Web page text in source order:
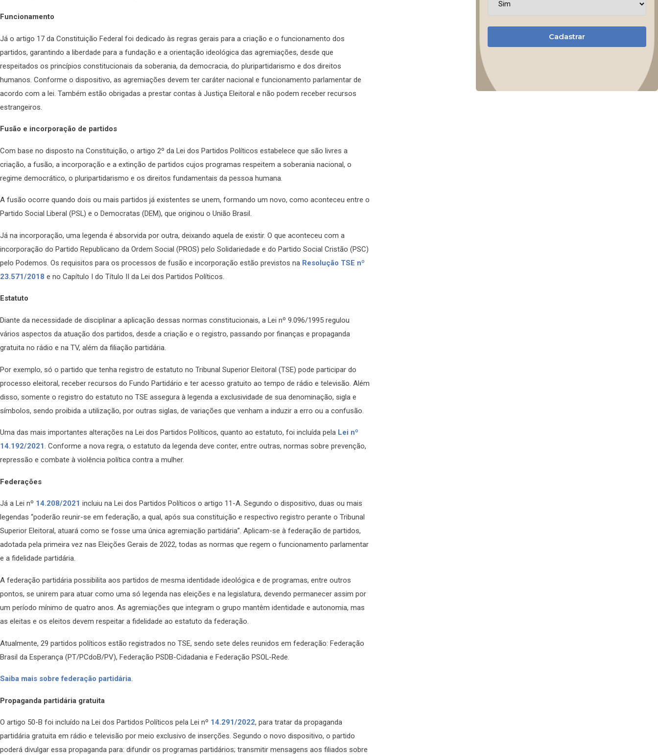
Funcionamento
Já o artigo 17 da Constituição Federal foi dedicado às regras gerais para a criação e o funcionamento dos
partidos, garantindo a liberdade para a fundação e a orientação ideológica das agremiações, desde que
respeitados os princípios constitucionais da soberania, da democracia, do pluripartidarismo e dos direitos
humanos. Conforme o dispositivo, as agremiações devem ter caráter nacional e funcionamento parlamentar de
acordo com a lei. Também estão obrigadas a prestar contas à Justiça Eleitoral e não podem receber recursos
estrangeiros.
Fusão e incorporação de partidos
Com base no disposto na Constituição, o artigo 2º da Lei dos Partidos Políticos estabelece que são livres a
criação, a fusão, a incorporação e a extinção de partidos cujos programas respeitem a soberania nacional, o
regime democrático, o pluripartidarismo e os direitos fundamentais da pessoa humana.
A fusão ocorre quando dois ou mais partidos já existentes se unem, formando um novo, como aconteceu entre o
Partido Social Liberal (PSL) e o Democratas (DEM), que originou o União Brasil.
Já na incorporação, uma legenda é absorvida por outra, deixando aquela de existir. O que aconteceu com a
incorporação do Partido Republicano da Ordem Social (PROS) pelo Solidariedade e do Partido Social Cristão (PSC)
pelo Podemos. Os requisitos para os processos de fusão e incorporação estão previstos na Resolução TSE nº
23.571/2018 e no Capítulo I do Título II da Lei dos Partidos Políticos.
Estatuto
Diante da necessidade de disciplinar a aplicação dessas normas constitucionais, a Lei nº 9.096/1995 regulou
vários aspectos da atuação dos partidos, desde a criação e o registro, passando por finanças e propaganda
gratuita no rádio e na TV, além da filiação partidária.
Por exemplo, só o partido que tenha registro de estatuto no Tribunal Superior Eleitoral (TSE) pode participar do
processo eleitoral, receber recursos do Fundo Partidário e ter acesso gratuito ao tempo de rádio e televisão. Além
disso, somente o registro do estatuto no TSE assegura à legenda a exclusividade de sua denominação, sigla e
símbolos, sendo proibida a utilização, por outras siglas, de variações que venham a induzir a erro ou a confusão.
Uma das mais importantes alterações na Lei dos Partidos Políticos, quanto ao estatuto, foi incluída pela Lei nº
14.192/2021. Conforme a nova regra, o estatuto da legenda deve conter, entre outras, normas sobre prevenção,
repressão e combate à violência política contra a mulher.
Federações
Já a Lei nº 14.208/2021 incluiu na Lei dos Partidos Políticos o artigo 11-A. Segundo o dispositivo, duas ou mais
legendas “poderão reunir-se em federação, a qual, após sua constituição e respectivo registro perante o Tribunal
Superior Eleitoral, atuará como se fosse uma única agremiação partidária”. Aplicam-se à federação de partidos,
adotada pela primeira vez nas Eleições Gerais de 2022, todas as normas que regem o funcionamento parlamentar
e a fidelidade partidária.
A federação partidária possibilita aos partidos de mesma identidade ideológica e de programas, entre outros
pontos, se unirem para atuar como uma só legenda nas eleições e na legislatura, devendo permanecer assim por
um período mínimo de quatro anos. As agremiações que integram o grupo mantêm identidade e autonomia, mas
as eleitas e os eleitos devem respeitar a fidelidade ao estatuto da federação.
Atualmente, 29 partidos políticos estão registrados no TSE, sendo sete deles reunidos em federação: Federação
Brasil da Esperança (PT/PCdoB/PV), Federação PSDB-Cidadania e Federação PSOL-Rede.
Saiba mais sobre federação partidária.
Propaganda partidária gratuita
O artigo 50-B foi incluído na Lei dos Partidos Políticos pela Lei nº 14.291/2022, para tratar da propaganda
partidária gratuita em rádio e televisão por meio exclusivo de inserções. Segundo o novo dispositivo, o partido
poderá divulgar essa propaganda para: difundir os programas partidários; transmitir mensagens aos filiados sobre
Cadastrar